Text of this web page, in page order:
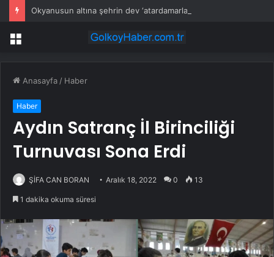
Menü
Anasayfa / Haber
Haber
Aydın Satranç İl Birinciliği
Turnuvası Sona Erdi
ŞİFA CAN BORAN Aralık 18, 2022 0 13
1 dakika okuma süresi